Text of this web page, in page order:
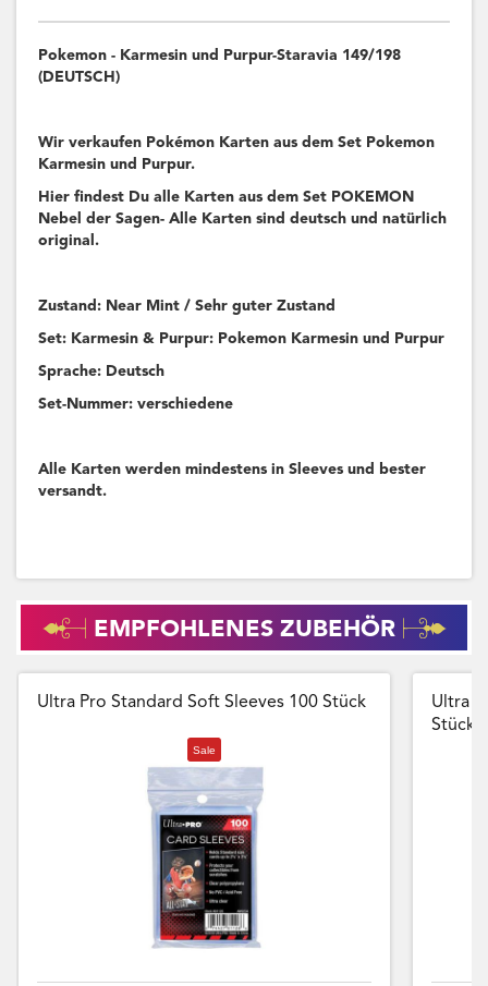
Pokemon - Karmesin und Purpur-Staravia 149/198
(DEUTSCH)
Wir verkaufen Pokémon Karten aus dem Set Pokemon
Karmesin und Purpur.
Hier findest Du alle Karten aus dem Set POKEMON
Nebel der Sagen- Alle Karten sind deutsch und natürlich
original.
Zustand: Near Mint / Sehr guter Zustand
Set: Karmesin & Purpur: Pokemon Karmesin und Purpur
Sprache: Deutsch
Set-Nummer: verschiedene
Alle Karten werden mindestens in Sleeves und bester
versandt.
EMPFOHLENES ZUBEHÖR
Ultra Pro Standard Soft Sleeves 100 Stück
Sale
Ultra
Stück